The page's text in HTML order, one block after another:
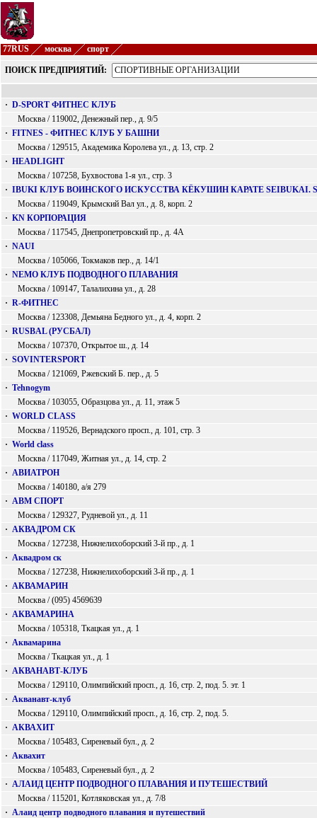
77RUS москва спорт
ПОИСК ПРЕДПРИЯТИЙ:
· D-SPORT ФИТНЕС КЛУБ
Москва / 119002, Денежный пер., д. 9/5
· FITNES - ФИТНЕС КЛУБ У БАШНИ
Москва / 129515, Академика Королева ул., д. 13, стр. 2
· HEADLIGHT
Москва / 107258, Бухвостова 1-я ул., стр. 3
· IBUKI КЛУБ ВОИНСКОГО ИСКУССТВА КЁКУШИН КАРАТЕ SEIBUKAI.
Москва / 119049, Крымский Вал ул., д. 8, корп. 2
· KN КОРПОРАЦИЯ
Москва / 117545, Днепропетровский пр., д. 4А
· NAUI
Москва / 105066, Токмаков пер., д. 14/1
· NEMO КЛУБ ПОДВОДНОГО ПЛАВАНИЯ
Москва / 109147, Талалихина ул., д. 28
· R-ФИТНЕС
Москва / 123308, Демьяна Бедного ул., д. 4, корп. 2
· RUSBAL (РУСБАЛ)
Москва / 107370, Открытое ш., д. 14
· SOVINTERSPORT
Москва / 121069, Ржевский Б. пер., д. 5
· Tehnogym
Москва / 103055, Образцова ул., д. 11, этаж 5
· WORLD CLASS
Москва / 119526, Вернадского просп., д. 101, стр. 3
· World class
Москва / 117049, Житная ул., д. 14, стр. 2
· АВИАТРОН
Москва / 140180, а/я 279
· АВМ СПОРТ
Москва / 129327, Рудневой ул., д. 11
· АКВАДРОМ СК
Москва / 127238, Нижнелихоборский 3-й пр., д. 1
· Аквадром ск
Москва / 127238, Нижнелихоборский 3-й пр., д. 1
· АКВАМАРИН
Москва / (095) 4569639
· АКВАМАРИНА
Москва / 105318, Ткацкая ул., д. 1
· Аквамарина
Москва / Ткацкая ул., д. 1
· АКВАНАВТ-КЛУБ
Москва / 129110, Олимпийский просп., д. 16, стр. 2, под. 5. эт. 1
· Акванавт-клуб
Москва / 129110, Олимпийский просп., д. 16, стр. 2, под. 5.
· АКВАХИТ
Москва / 105483, Сиреневый бул., д. 2
· Аквахит
Москва / 105483, Сиреневый бул., д. 2
· АЛАИД ЦЕНТР ПОДВОДНОГО ПЛАВАНИЯ И ПУТЕШЕСТВИЙ
Москва / 115201, Котляковская ул., д. 7/8
· Алаид центр подводного плавания и путешествий